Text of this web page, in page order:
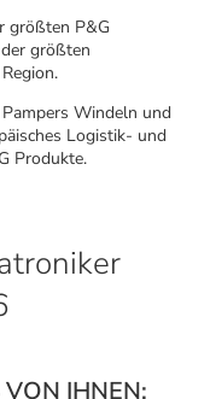
größten P&G
größten
Windeln und
Logistik- und
Produkte.
IHNEN: